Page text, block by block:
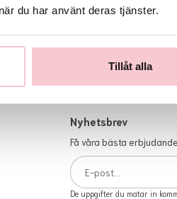
du har använt deras tjänster.
Tillåt alla
Nyhetsbrev
Få våra bästa
De uppgifter du matar in